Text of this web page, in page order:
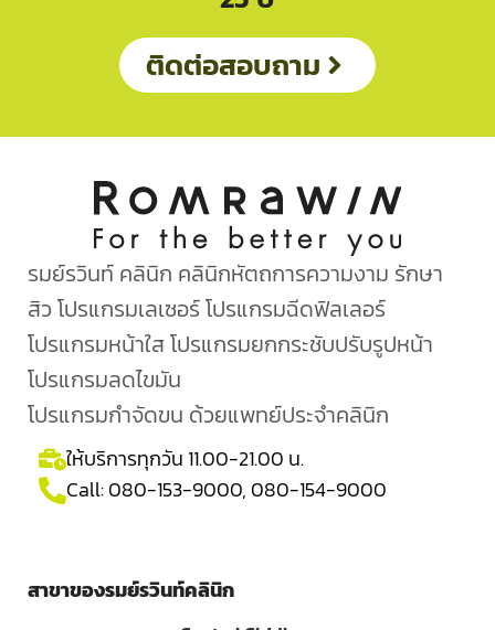
ติดต่อสอบถาม
รมย์รวินท์ คลินิก คลินิกหัตถการความงาม รักษา
สิว โปรแกรมเลเซอร์ โปรแกรมฉีดฟิลเลอร์
โปรแกรมหน้าใส โปรแกรมยกกระชับปรับรูปหน้า
โปรแกรมลดไขมัน
โปรแกรมกำจัดขน ด้วยแพทย์ประจำคลินิก
ให้บริการทุกวัน 11.00-21.00 น.
Call:080-153-9000, 080-154-9000
สาขาของรมย์รวินท์คลินิก